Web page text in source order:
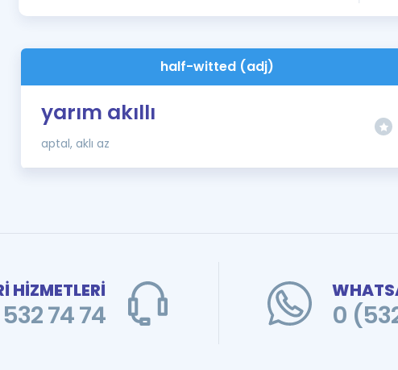
İngilizce
half-witted (adj)
yarım akıllı
aptal, aklı az
HİZMETLERİ
74 74 0